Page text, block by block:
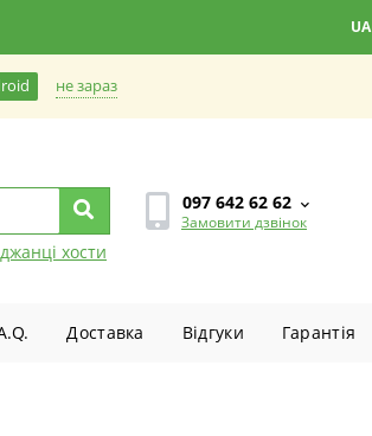
UA
не зараз
хости
097 642 62 62
Замовити дзвінок
Доставка Вiдгуки Гарантiя